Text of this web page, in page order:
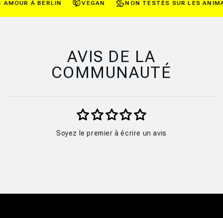
À BERLIN VEGAN NON TESTÉS SUR LES
AVIS DE LA
COMMUNAUTÉ
Soyez le premier à écrire un avis